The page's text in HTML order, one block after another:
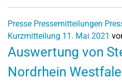
Presse Pressemitteilungen
Kurzmitteilung 11. Mai 2021
Auswertung von
Nordrhein